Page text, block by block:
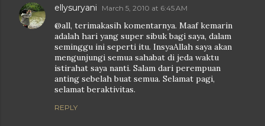
ellysuryani March 5, 2010 at 6:45 AM
@all, terimakasih komentarnya. Maaf kemarin
adalah hari yang super sibuk bagi saya, dalam
seminggu ini seperti itu. InsyaAllah saya akan
mengunjungi semua sahabat di jeda waktu
istirahat saya nanti. Salam dari perempuan
anting sebelah buat semua. Selamat pagi,
selamat beraktivitas.
REPLY